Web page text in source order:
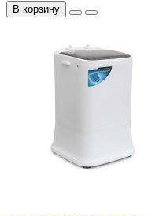
В корзину